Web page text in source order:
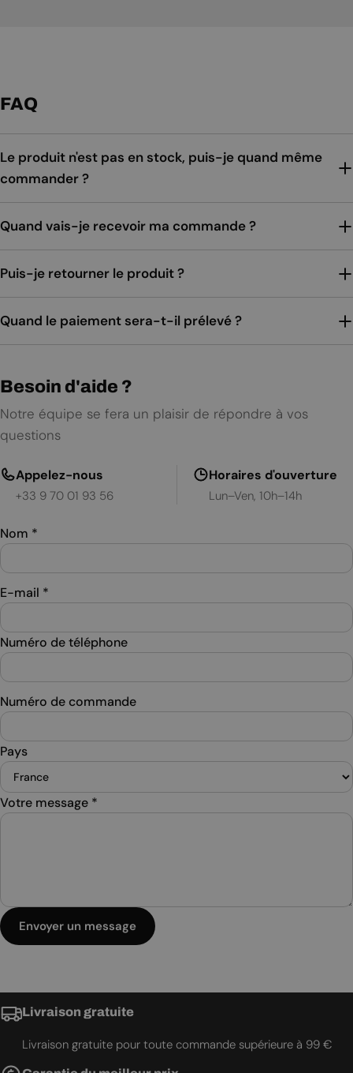
FAQ
Le produit n'est pas en stock, puis-je quand même
commander ?
Quand vais-je recevoir ma commande ?
Puis-je retourner le produit ?
Quand le paiement sera-t-il prélevé ?
Besoin d'aide ?
Notre équipe se fera un plaisir de répondre à vos
questions
Appelez-nous
+33 9 70 01 93 56
Horaires d'ouverture
Lun–Ven, 10h–14h
Nom *
E-mail *
Numéro de téléphone
Numéro de commande
Pays
Votre message *
Envoyer un message
Livraison gratuite
Livraison gratuite pour toute commande supérieure à 99 €